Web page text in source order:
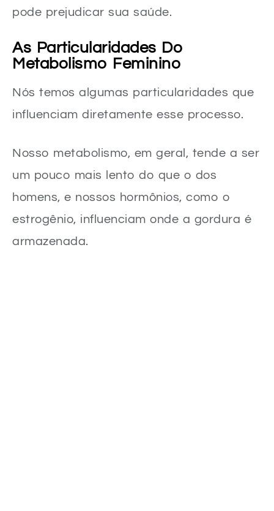
pode prejudicar sua saúde.
As Particularidades Do
Metabolismo Feminino
Nós temos algumas particularidades que
influenciam diretamente esse processo.
Nosso metabolismo, em geral, tende a ser
um pouco mais lento do que o dos
homens, e nossos hormônios, como o
estrogênio, influenciam onde a gordura é
armazenada.